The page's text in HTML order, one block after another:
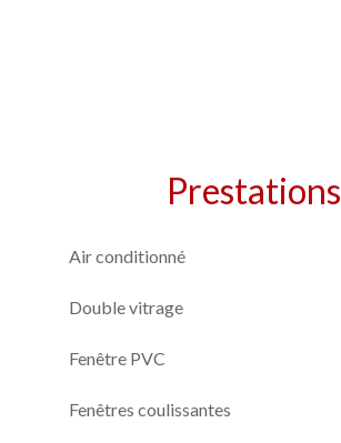
Prestations
Air conditionné
Double vitrage
Fenêtre PVC
Fenêtres coulissantes